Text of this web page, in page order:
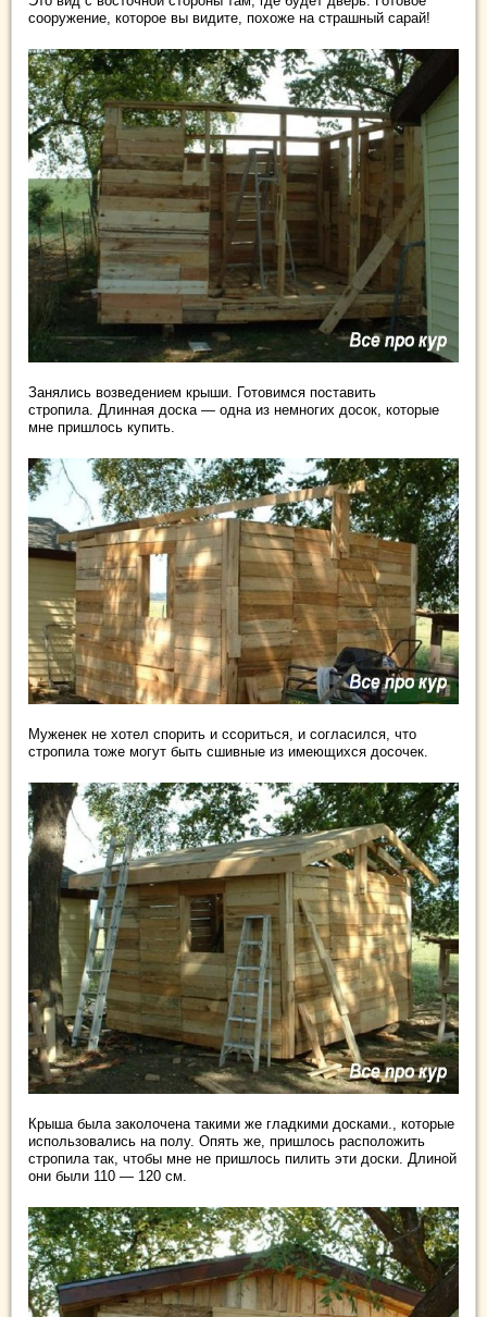
сооружение, которое вы видите, похоже на страшный сарай!
Занялись возведением крыши. Готовимся поставить
стропила. Длинная доска — одна из немногих досок, которые
мне пришлось купить.
Муженек не хотел спорить и ссориться, и согласился, что
стропила тоже могут быть сшивные из имеющихся досочек.
Крыша была заколочена такими же гладкими досками., которые
использовались на полу. Опять же, пришлось расположить
стропила так, чтобы мне не пришлось пилить эти доски. Длиной
они были 110 — 120 см.